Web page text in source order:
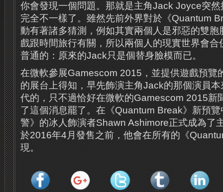
你會發現一個問題。那就是主角Jack Joyce突
完全不一樣了。雖然先前外界對於《Quantum
動有著諸多猜測，例如其實兩個人是邪惡的雙胞
戲跟時間旅行有關，所以兩個人的現實世界會
普通的：原來的Jack只是個替身臉模而已。
在微軟參展Gamescom 2015，並提供遊戲預覽
的展台上得知，早先飾演主角Jack的那個演員
代的，只不過恰好在微軟的Gamescom 2015新
了這個消息罷了。在《Quantum Break》新預
警》的冰人飾演者Shawn Ashimore正式成為了
於2016年4月發售之前，他會在所有的《
現。